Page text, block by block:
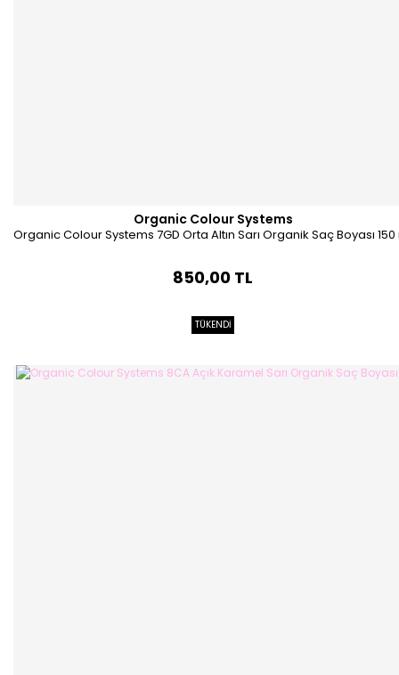
Organic Colour Systems
Organic Colour Systems 7GD Orta Altın Sarı Organik Saç Boyası
850,00 TL
TÜKENDİ